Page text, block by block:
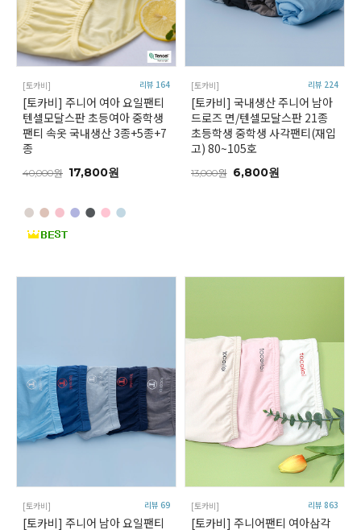
[토카비] 리뷰 164
[토카비] 주니어 여아 요일팬티
텐셀모달스판 초등여아 중학생
팬티 속옷 국내생산 3종+5종+7
종
40,000원 17,800원
●●●●●●●
[토카비] 리뷰 224
[토카비] 국내생산 주니어 남아
드로즈 면/텐셀모달스판 21종
초등학생 중학생 사각팬티(재입
고) 80~105호
13,000원 6,800원
[토카비] 리뷰 69
[토카비] 주니어 남아 요일팬티
[토카비] 리뷰 863
[토카비] 주니어팬티 여아삼각